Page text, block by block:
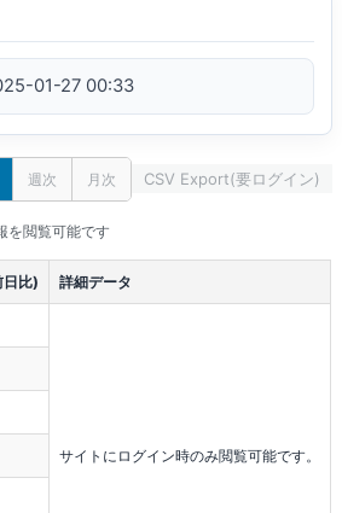
01-27 00:33
週次 月次 CSV Export(要ログイン)
を閲覧可能です
日比) 詳細データ
サイトにログイン時のみ閲覧可能です。